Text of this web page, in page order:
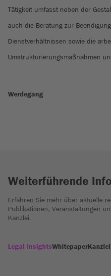
Tätigkeit umfasst neben der
auch die Beratung zur
Dienstverhältnissen sowie die
Umstrukturierungsmaßnahmen
Werdegang
Weiterführende
Erfahren Sie mehr über aktuelle
Publikationen, Veranstaltungen
Kanzlei.
Legal insightsWhitepaper